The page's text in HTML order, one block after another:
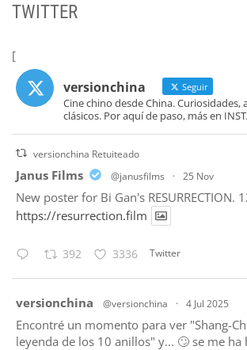
TWITTER
[
versionchina Seguir
Cine chino desde China. Curiosidades,
clásicos. Por aquí de paso, más en
versionchina Retuiteado
Janus Films @janusfilms · 25 Nov
New poster for Bi Gan's RESURRECTION.
https://resurrection.film
392 3336 Twitter
versionchina @versionchina · 4 Jul 2025
Encontré un momento para ver "Shang-
leyenda de los 10 anillos" y... 🙄 se me ha